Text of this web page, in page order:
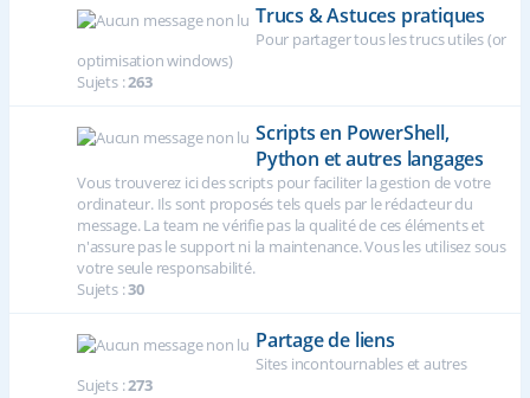
Trucs & Astuces pratiques
Pour partager tous les trucs utiles (or
optimisation windows)
Sujets :263
Scripts en PowerShell,
Python et autres langages
Vous trouverez ici des scripts pour faciliter la gestion de votre
ordinateur. Ils sont proposés tels quels par le rédacteur du
message. La team ne vérifie pas la qualité de ces éléments et
n'assure pas le support ni la maintenance. Vous les utilisez sous
votre seule responsabilité.
Sujets :30
Partage de liens
Sites incontournables et autres
Sujets :273